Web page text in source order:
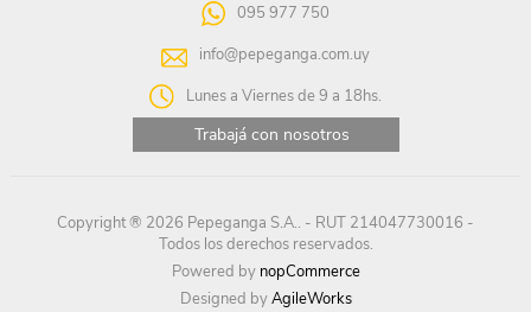
095 977 750
info@pepeganga.com.uy
Lunes a Viernes de 9 a 18hs.
Trabajá con nosotros
Copyright ® 2026 Pepeganga S.A.. - RUT 214047730016 -
Todos los derechos reservados.
Powered by nopCommerce
Designed byAgileWorks